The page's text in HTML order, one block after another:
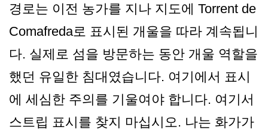
경로는 이전 농가를 지나 지도에 Torrent de
Comafreda로 표시된 개울을 따라 계속됩니
다. 실제로 섬을 방문하는 동안 개울 역할을
했던 유일한 침대였습니다. 여기에서 표시
에 세심한 주의를 기울여야 합니다. 여기서
스트립 표시를 찾지 마십시오. 나는 화가가